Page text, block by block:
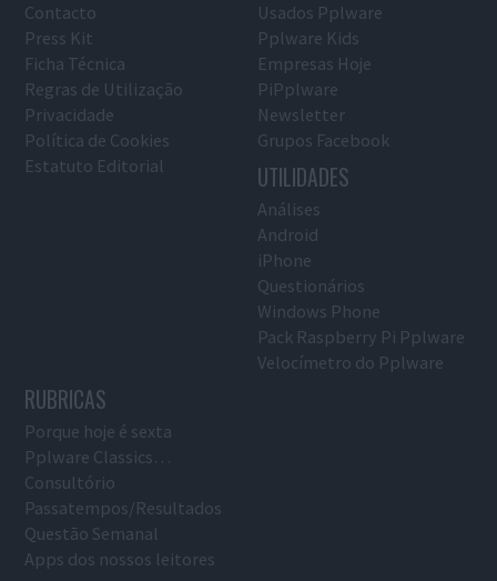
Contacto
Press Kit
Ficha Técnica
Regras de Utilização
Privacidade
Política de Cookies
Estatuto Editorial
Usados Pplware
Pplware Kids
Empresas Hoje
PiPplware
Newsletter
Grupos Facebook
UTILIDADES
Análises
Android
iPhone
Questionários
Windows Phone
Pack Raspberry Pi Pplware
Velocímetro do Pplware
RUBRICAS
Porque hoje é sexta
Pplware Classics…
Consultório
Passatempos/Resultados
Questão Semanal
Apps dos nossos leitores